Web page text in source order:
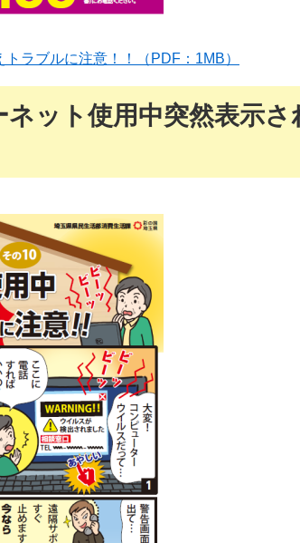
ラブルに注意！！（PDF：1MB）
ット使用中突然表示さ